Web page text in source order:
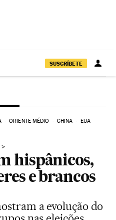
SUSCRÍBETE
ORIENTE MÉDIO CHINA EUA
hispânicos,
e brancos
a evolução do